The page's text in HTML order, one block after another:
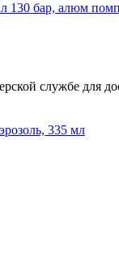
130 бар, алюм
службе для
335 мл